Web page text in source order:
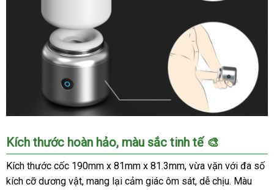
Cốc
Thủ
Dâm
Nam
Kích thước hoàn hảo, màu sắc tinh tế 🎨
Kích thước cốc 190mm x 81mm x 81.3mm, vừa vặn với đa số
kích cỡ dương vật, mang lại cảm giác ôm sát, dễ chịu. Màu